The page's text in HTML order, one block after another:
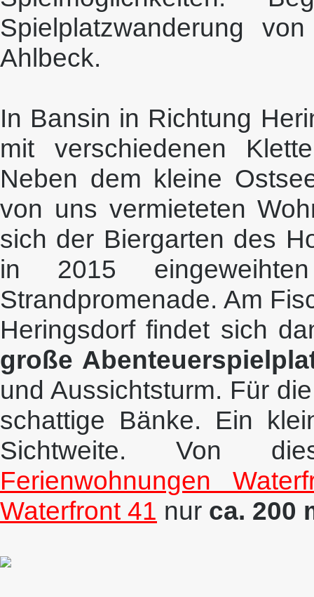
Spielplatzwanderung
Ahlbeck.
In Bansin in Richtung
mit verschiedenen
Neben dem kleine
von uns vermieteten
sich der Biergarten des
in 2015
Strandpromenade. Am
Heringsdorf findet sich
große
und Aussichtsturm. Für
schattige Bänke. Ein
Sichtweite. Von
Ferienwohnungen
Waterfront 41 nur ca. 200